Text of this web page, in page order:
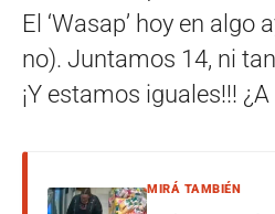
El ‘Wasap’ hoy en algo
no). Juntamos 14, ni
¡Y estamos iguales!!! ¿A
MIRÁ TAMBIÉN